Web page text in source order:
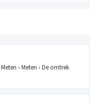
› Meten › De omtrek